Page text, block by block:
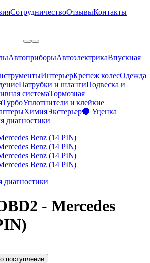
СотрудничествоОтзывыКонтакты
АвтоприборыАвтоэлектрикаВпускная
ИнтерьерКрепеж колесОдежда
Патрубки и шлангиПодвеска и
системаТормозная
ТурбоУплотнители и клейкие
ХимияЭкстерьер🔴 Уценка
диагностики
диагностики
- Mercedes
поступлении